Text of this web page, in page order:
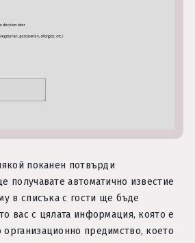
поканен потвърди
получавате автоматично известие
в списъка с гости ще бъде
вас с цялата информация, която е
предимство, което